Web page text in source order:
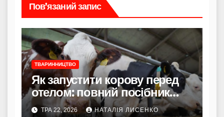
Пов’язаний запис
ТВАРИННИЦТВО
Як запустити корову перед
отелом: повний посібник
для початківців і
ТРА 22, 2026 НАТАЛІЯ ЛИСЕНКО